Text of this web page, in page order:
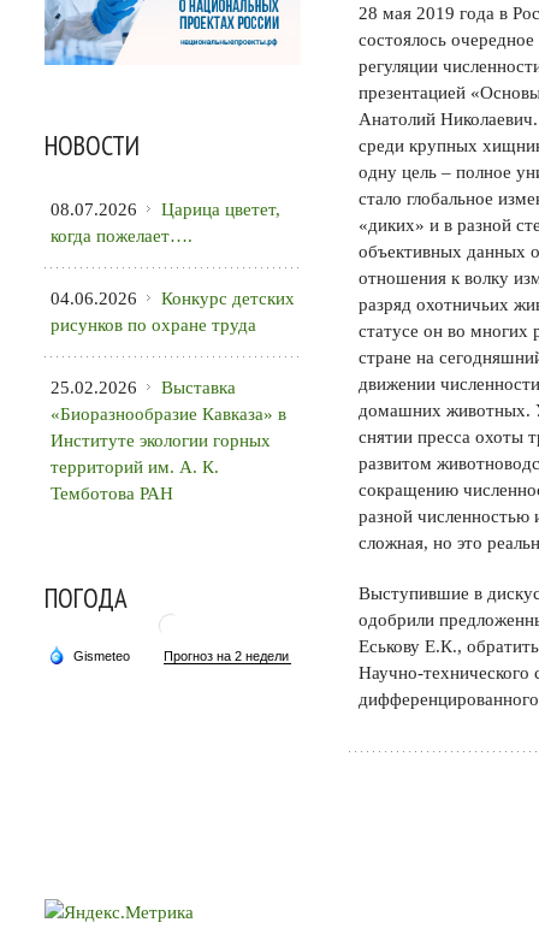
28 мая 2019 года в
состоялось
регуляции
презентацией
Анатолий
среди крупных
одну цель – полное
стало глобальное
«диких» и в разной
объективных данных
отношения к волку
разряд охотничьих
статусе он во многих
стране на
движении
домашних животных.
снятии пресса охоты
развитом
сокращению
разной численностью
сложная, но это
Выступившие в
одобрили
Еськову Е.К.,
Научно-технического
НОВОСТИ
08.07.2026
Царица цветет,
когда пожелает….
04.06.2026
Конкурс детских
рисунков по охране труда
25.02.2026
Выставка
«Биоразнообразие Кавказа» в
Институте экологии горных
территорий им. А. К.
Темботова РАН
ПОГОДА